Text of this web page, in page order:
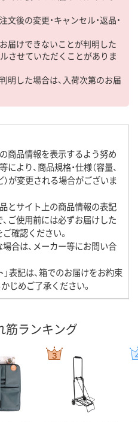
後の変更・キャンセル・返品・
届けできないことが判明した
させていただくことがありま
明した場合は、入荷次第のお届
商品情報を表示するよう努め
より、商品規格・仕様（容量、
）が変更される場合がございま
とサイト上の商品情報の表記
ご使用前には必ずお届けした
確認ください。
合は、メーカー等にお問い合
表記は、箱でのお届けをお約束
じめご了承ください。
筋ランキング